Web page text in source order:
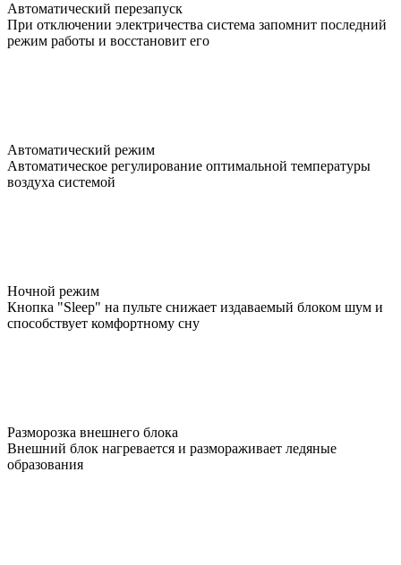
Автоматический перезапуск
При отключении электричества система запомнит последний
режим работы и восстановит его
Автоматический режим
Автоматическое регулирование оптимальной температуры
воздуха системой
Ночной режим
Кнопка "Sleep" на пульте снижает издаваемый блоком шум и
способствует комфортному сну
Разморозка внешнего блока
Внешний блок нагревается и размораживает ледяные
образования